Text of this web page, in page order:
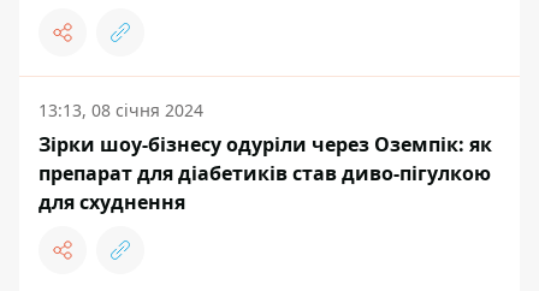
13:13, 08 січня 2024
Зірки шоу-бізнесу одуріли через Оземпік: як
препарат для діабетиків став диво-пігулкою
для схуднення